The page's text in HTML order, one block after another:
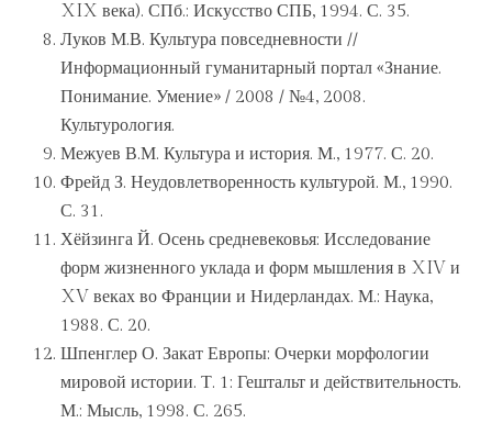
XIX века). СПб.: Искусство СПБ, 1994. С. 35.
Луков М.В. Культура повседневности //
Информационный гуманитарный портал «Знание.
Понимание. Умение» / 2008 / №4, 2008.
Культурология.
Межуев В.М. Культура и история. М., 1977. С. 20.
Фрейд З. Неудовлетворенность культурой. М., 1990.
С. 31.
Хёйзинга Й. Осень средневековья: Исследование
форм жизненного уклада и форм мышления в XIV и
XV веках во Франции и Нидерландах. М.: Наука,
1988. С. 20.
Шпенглер О. Закат Европы: Очерки морфологии
мировой истории. Т. 1: Гештальт и действительность.
М.: Мысль, 1998. С. 265.